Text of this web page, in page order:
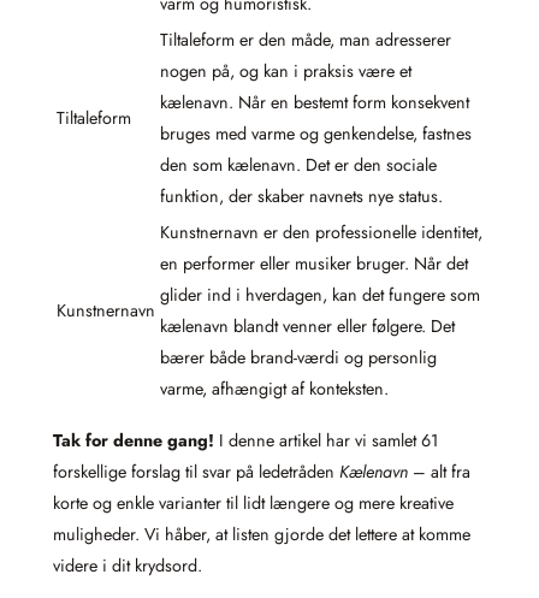
Tiltaleform
Tiltaleform er den måde, man adresserer
nogen på, og kan i praksis være et
kælenavn. Når en bestemt form konsekvent
bruges med varme og genkendelse, fastnes
den som kælenavn. Det er den sociale
funktion, der skaber navnets nye status.
Kunstnernavn
Kunstnernavn er den professionelle identitet,
en performer eller musiker bruger. Når det
glider ind i hverdagen, kan det fungere som
kælenavn blandt venner eller følgere. Det
bærer både brand-værdi og personlig
varme, afhængigt af konteksten.
Tak for denne gang! I denne artikel har vi samlet 61
forskellige forslag til svar på ledetråden Kælenavn – alt fra
korte og enkle varianter til lidt længere og mere kreative
muligheder. Vi håber, at listen gjorde det lettere at komme
videre i dit krydsord.